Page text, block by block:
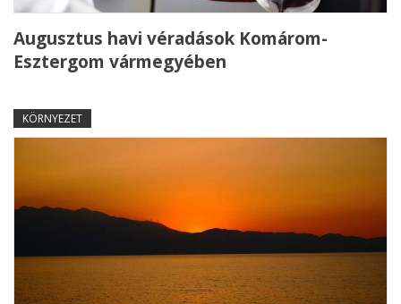
Augusztus havi véradások Komárom-
Esztergom vármegyében
KÖRNYEZET